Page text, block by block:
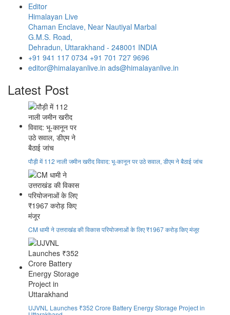
Editor
Himalayan Live
Chaman Enclave, Near Nautiyal Marbal
G.M.S. Road,
Dehradun, Uttarakhand - 248001 INDIA
+91 941 117 0734 +91 701 727 9696
editor@himalayanlive.in ads@himalayanlive.in
Latest Post
पौड़ी में 112 नाली जमीन खरीद विवाद: भू-कानून पर उठे सवाल, डीएम ने बैठाई जांच
CM धामी ने उत्तराखंड की विकास परियोजनाओं के लिए ₹1967 करोड़ किए मंजूर
UJVNL Launches ₹352 Crore Battery Energy Storage Project in